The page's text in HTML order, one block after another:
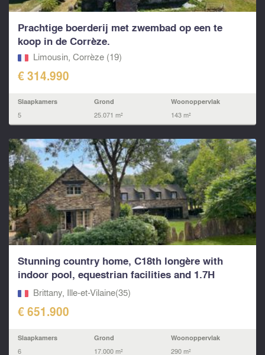
Prachtige boerderij met zwembad op een te
koop in de Corrèze.
Limousin, Corrèze (19)
€ 314.990
Slaapkamers
5
Grond
25.071 m²
Woonoppervlak
143 m²
Stunning country home, C18th longère with
indoor pool, equestrian facilities and 1.7H
between Rennes
Brittany, Ille-et-Vilaine(35)
€ 651.900
Slaapkamers
6
Grond
17.000 m²
Woonoppervlak
290 m²